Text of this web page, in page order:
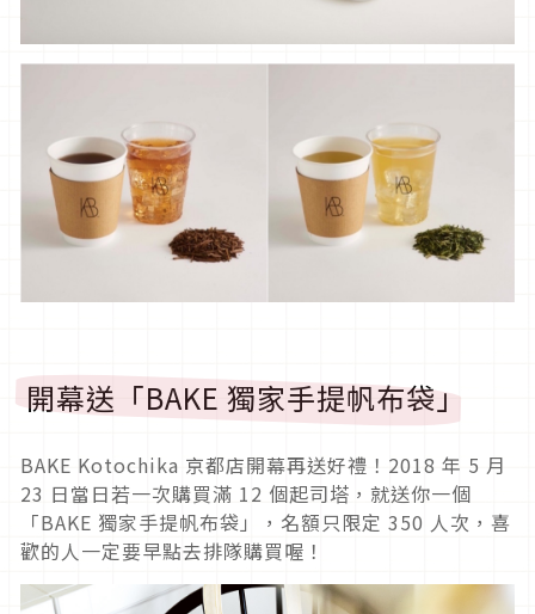
開幕送「BAKE 獨家手提帆布袋」
BAKE Kotochika 京都店開幕再送好禮！2018 年 5 月
23 日當日若一次購買滿 12 個起司塔，就送你一個
「BAKE 獨家手提帆布袋」，名額只限定 350 人次，喜
歡的人一定要早點去排隊購買喔！